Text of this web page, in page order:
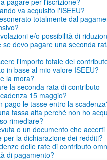
pagare per l'iscrizione?
va acquisito l'ISEEU?
totalmente dal
e/o possibilità di
se devo pagare una seconda
l'importo totale del
in base al mio valore ISEEU?
la mora?
la seconda rata di contributo
15 maggio?
pago le tasse entro la
tassa alta perché non ho
rimediare?
o un documento che
per la dichiarazione dei redditi?
delle rate di contributo
di pagamento?